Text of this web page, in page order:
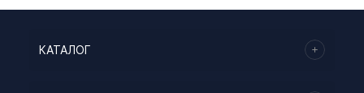
КАТАЛОГ